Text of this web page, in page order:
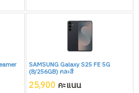
SAMSUNG Galaxy S25 FE 5G
(8/256GB) คละสี
25,900 คะแนน